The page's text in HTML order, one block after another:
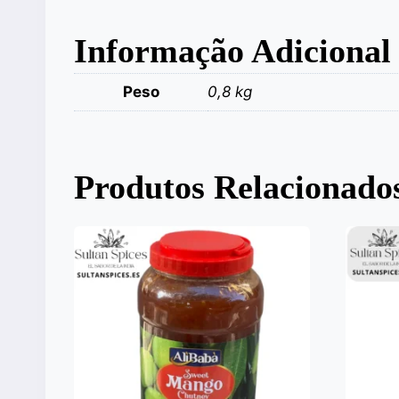
Informação Adicional
Peso 0,8 kg
Produtos